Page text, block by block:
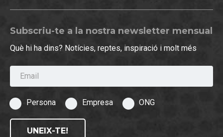
Subscriu-te a la nostra newsletter mensual
Què hi ha dins? Notícies, reptes, inspiració i molt més
Email
Persona Empresa ONG
UNEIX-TE!